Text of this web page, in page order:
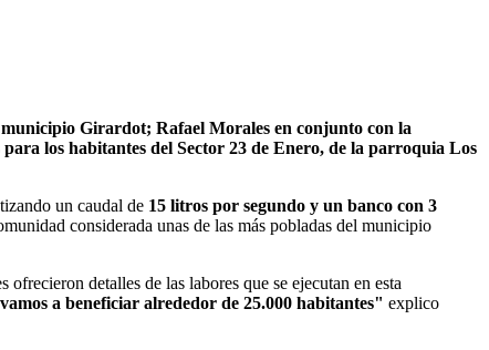
Girardot; Rafael Morales en conjunto con la
los habitantes del Sector 23 de Enero, de la parroquia Los
un caudal de 15 litros por segundo y un banco con 3
considerada unas de las más pobladas del municipio
detalles de las labores que se ejecutan en esta
a beneficiar alrededor de 25.000 habitantes" explico